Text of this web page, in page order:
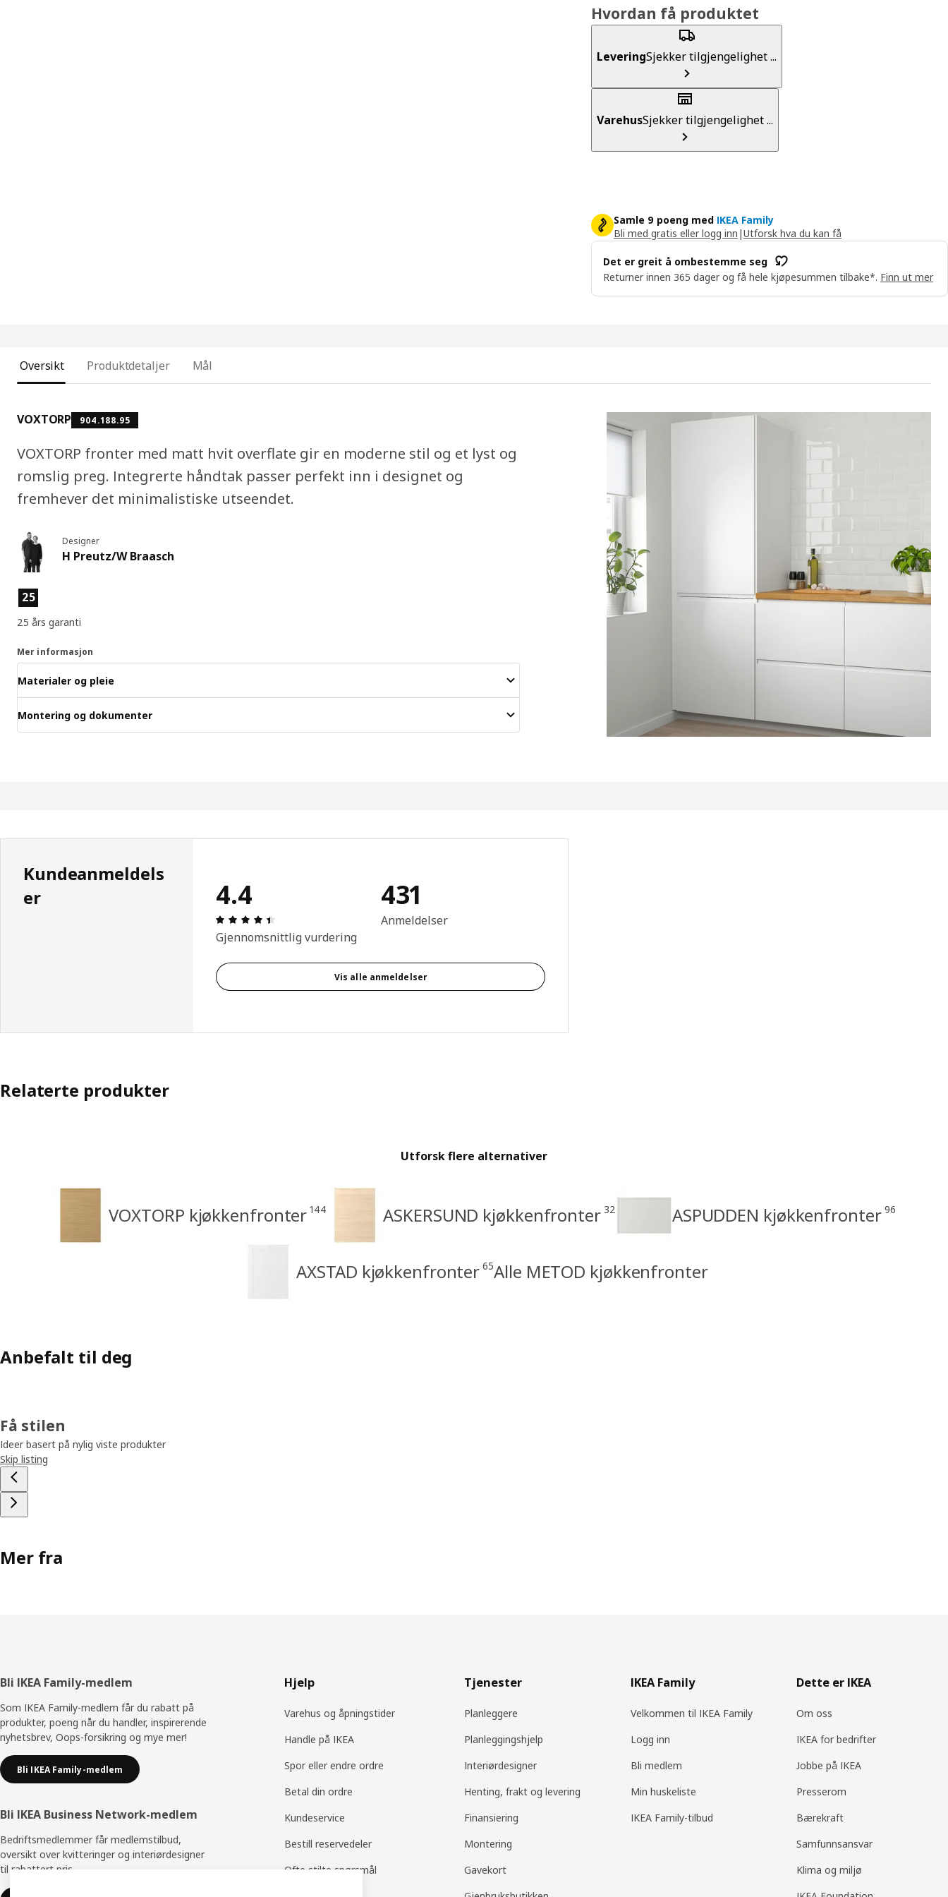
Hvordan få produktet
LeveringSjekker tilgjengelighet ...
VarehusSjekker tilgjengelighet ...
Samle 9 poeng med IKEA Family
Bli med gratis eller logg inn |Utforsk hva du kan få
Det er greit å ombestemme seg
Returner innen 365 dager og få hele kjøpesummen tilbake*. Finn ut mer
Oversikt Produktdetaljer Mål
VOXTORP 904.188.95
VOXTORP fronter med matt hvit overflate gir en moderne stil og et lyst og
romslig preg. Integrerte håndtak passer perfekt inn i designet og
fremhever det minimalistiske utseendet.
Designer
H Preutz/W Braasch
Produktfunksjoner
25
25 års garanti
Mer informasjon
Materialer og pleie
Montering og dokumenter
Kundeanmeldels
er
4.4
Produktomtale: 4.4 ingen kundevurdering 5 stjerner. Totalt antall anmeldelser: 431
Gjennomsnittlig vurdering
431
Anmeldelser
Vis alle anmeldelser
Relaterte produkter
Utforsk flere alternativer
VOXTORP kjøkkenfronter 144 ASKERSUND kjøkkenfronter 32 ASPUDDEN kjøkkenfronter 96
AXSTAD kjøkkenfronter 65Alle METOD kjøkkenfronter
Anbefalt til deg
Få stilen
Ideer basert på nylig viste produkter
Skip listing
Mer fra
Bunntekst
Bli IKEA Family-medlem
Som IKEA Family-medlem får du rabatt på
produkter, poeng når du handler, inspirerende
nyhetsbrev, Oops-forsikring og mye mer!
Bli IKEA Family-medlem
Bli IKEA Business Network-medlem
Bedriftsmedlemmer får medlemstilbud,
oversikt over kvitteringer og interiørdesigner
til rabattert pris.
Hjelp
Varehus og åpningstider
Handle på IKEA
Spor eller endre ordre
Betal din ordre
Kundeservice
Bestill reservedeler
Ofte stilte spørsmål
Tjenester
Planleggere
Planleggingshjelp
Interiørdesigner
Henting, frakt og levering
Finansiering
Montering
Gavekort
IKEA Family
Velkommen til IKEA Family
Logg inn
Bli medlem
Min huskeliste
IKEA Family-tilbud
Dette er IKEA
Om oss
IKEA for bedrifter
Jobbe på IKEA
Presserom
Bærekraft
Samfunnsansvar
Klima og miljø